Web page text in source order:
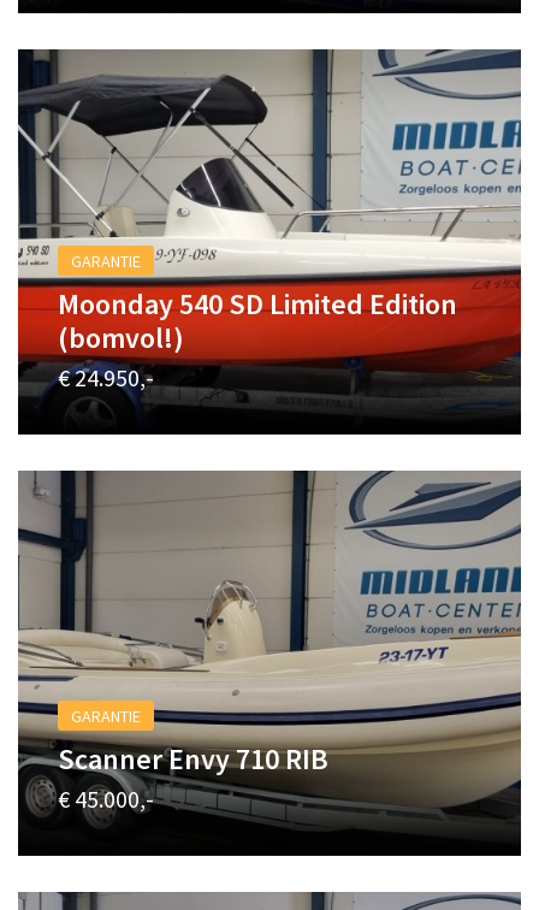
GARANTIE
Moonday 540 SD Limited Edition
(bomvol!)
€ 24.950,-
GARANTIE
Scanner Envy 710 RIB
€ 45.000,-